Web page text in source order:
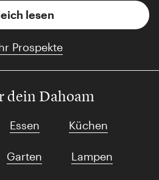
lesen
Prospekte
dein Dahoam
Essen Küchen
Garten Lampen